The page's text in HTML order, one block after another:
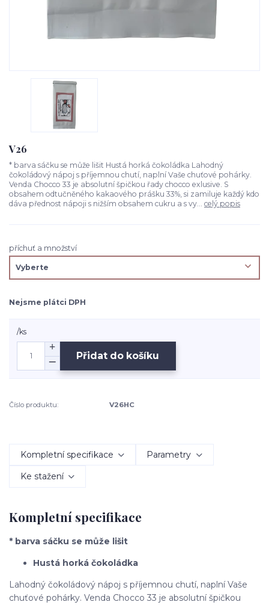
V26
* barva sáčku se může lišit Hustá horká čokoládka Lahodný
čokoládový nápoj s příjemnou chutí, naplní Vaše chuťové pohárky.
Venda Chocco 33 je absolutní špičkou řady chocco exlusive. S
obsahem odtučněného kakaového prášku 33%, si zamiluje každý kdo
dáva přednost nápoji s nižším obsahem cukru a s vy... celý popis
příchuť a množství
Nejsme plátci DPH
/ks
Přidat do košíku
Číslo produktu: V26HC
Kompletní specifikace Parametry
Ke stažení
Kompletní specifikace
* barva sáčku se může lišit
Hustá horká čokoládka
Lahodný čokoládový nápoj s příjemnou chutí, naplní Vaše
chuťové pohárky. Venda Chocco 33 je absolutní špičkou